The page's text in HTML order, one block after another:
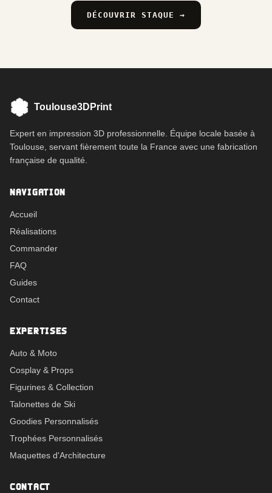
DÉCOUVRIR STAQUE →
Toulouse3DPrint
Expert en impression 3D professionnelle. Équipe locale basée à
Toulouse, servant fièrement toute la France avec une fabrication
française de qualité.
NAVIGATION
Accueil
Réalisations
Commander
FAQ
Guides
Contact
EXPERTISES
Auto & Moto
Cosplay & Props
Figurines & Collection
Talonettes de Ski
Goodies Personnalisés
Trophées Personnalisés
Maquettes d'Architecture
CONTACT